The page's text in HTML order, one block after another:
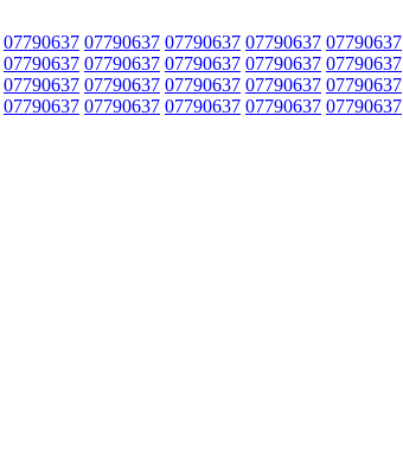
07790637 07790637 07790637 07790637 07790637
07790637 07790637 07790637 07790637 07790637
07790637 07790637 07790637 07790637 07790637
07790637 07790637 07790637 07790637 07790637